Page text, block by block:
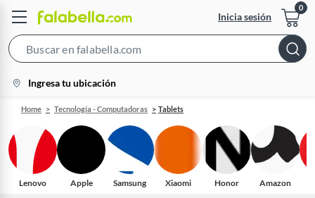
Inicia sesión
Bar
location-
icon
Ingresa tu ubicación
Home Tecnología - Computadoras Tablets
Lenovo Apple Samsung Xiaomi Honor Amazon